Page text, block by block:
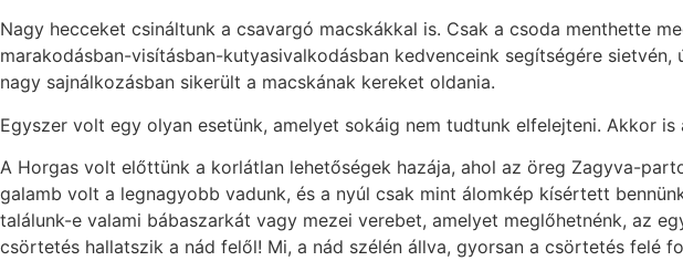
Nagy hecceket csináltunk a csavargó macskákkal is. Csak a csoda menthette
marakodásban-visításban-kutyasivalkodásban kedvenceink segítségére
nagy sajnálkozásban sikerült a macskának kereket oldania.
Egyszer volt egy olyan esetünk, amelyet sokáig nem tudtunk elfelejteni. Akkor is
A Horgas volt előttünk a korlátlan lehetőségek hazája, ahol az öreg Zagyva-
galamb volt a legnagyobb vadunk, és a nyúl csak mint álomkép kísértett
találunk-e valami bábaszarkát vagy mezei verebet, amelyet meglőhetnénk, az
csörtetés hallatszik a nád felől! Mi, a nád szélén állva, gyorsan a csörtetés felé